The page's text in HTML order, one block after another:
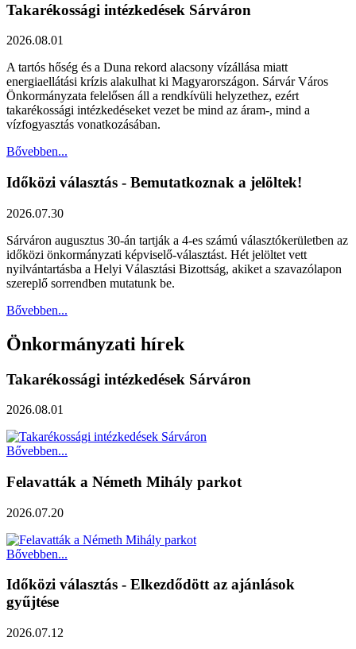
Takarékossági intézkedések Sárváron
2026.08.01
A tartós hőség és a Duna rekord alacsony vízállása miatt
energiaellátási krízis alakulhat ki Magyarországon. Sárvár Város
Önkormányzata felelősen áll a rendkívüli helyzethez, ezért
takarékossági intézkedéseket vezet be mind az áram-, mind a
vízfogyasztás vonatkozásában.
Bővebben...
Időközi választás - Bemutatkoznak a jelöltek!
2026.07.30
Sárváron augusztus 30-án tartják a 4-es számú választókerületben az
időközi önkormányzati képviselő-választást. Hét jelöltet vett
nyilvántartásba a Helyi Választási Bizottság, akiket a szavazólapon
szereplő sorrendben mutatunk be.
Bővebben...
Önkormányzati hírek
Takarékossági intézkedések Sárváron
2026.08.01
Bővebben...
Felavatták a Németh Mihály parkot
2026.07.20
Bővebben...
Időközi választás - Elkezdődött az ajánlások
gyűjtése
2026.07.12